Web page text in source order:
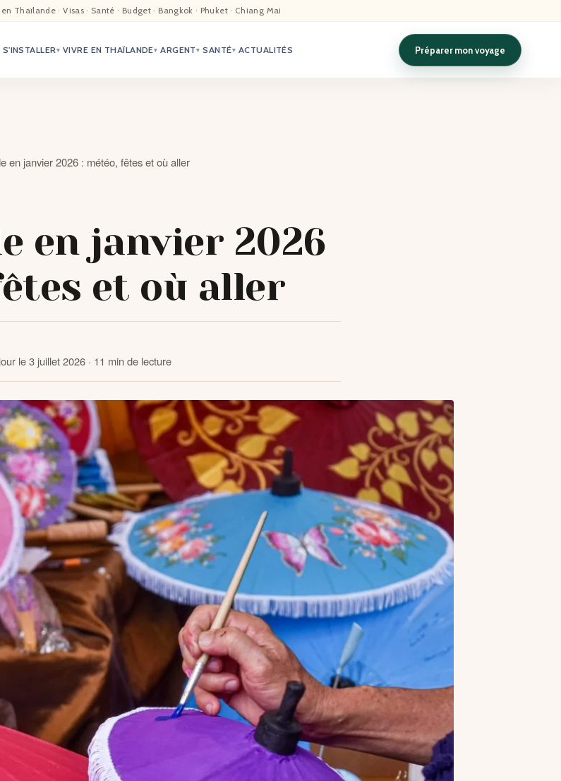
Thaïlande · Visas · Santé · Budget · Bangkok · Phuket · Chiang Mai
S'INSTALLER▾ VIVRE EN THAÏLANDE▾ ARGENT ▾ SANTÉ▾ ACTUALITÉS Préparer mon voyage
en janvier 2026 : météo, fêtes et où aller
en janvier 2026
et où aller
le 3 juillet 2026 · 11 min de lecture